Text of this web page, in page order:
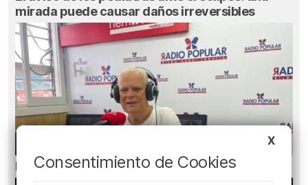
mirada puede causar daños irreversibles
El bilbaíno que opta a un récord Guinness
X
Consentimiento de Cookies